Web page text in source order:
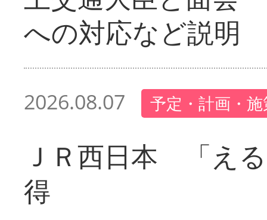
への対応など説明
2026.08.07 予定・計画・
ＪＲ西日本 「え
得